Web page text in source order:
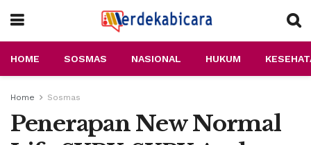
HOME SOSMAS NASIONAL HUKUM
Home Sosmas
Penerapan New Normal